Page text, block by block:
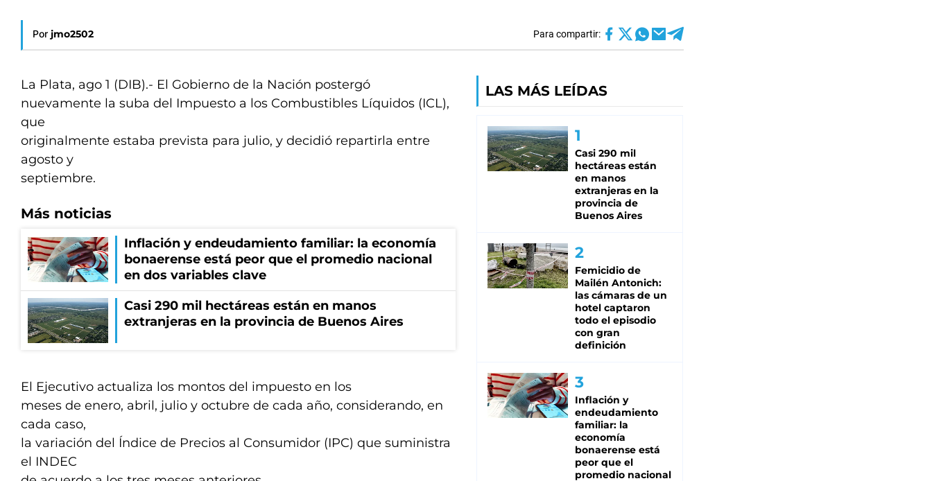
Por jmo2502 Para compartir:
La Plata, ago 1 (DIB).- El Gobierno de la Nación postergó
nuevamente la suba del Impuesto a los Combustibles Líquidos (ICL),
que
originalmente estaba prevista para julio, y decidió repartirla entre
agosto y
septiembre.
Más noticias
Inflación y endeudamiento familiar: la economía
bonaerense está peor que el promedio nacional
en dos variables clave
Casi 290 mil hectáreas están en manos
extranjeras en la provincia de Buenos Aires
El Ejecutivo actualiza los montos del impuesto en los
meses de enero, abril, julio y octubre de cada año, considerando, en
cada caso,
la variación del Índice de Precios al Consumidor (IPC) que suministra
el INDEC
LAS MÁS LEÍDAS
Casi 290 mil
hectáreas están
en manos
extranjeras en la
provincia de
Buenos Aires
Femicidio de
Mailén Antonich:
las cámaras de un
hotel captaron
todo el episodio
con gran
definición
Inflación y
endeudamiento
familiar: la
economía
bonaerense está
peor que el
promedio nacional